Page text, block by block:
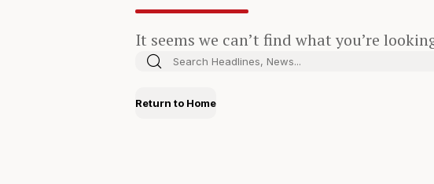
It seems we can’t find what you’re
Return to Home